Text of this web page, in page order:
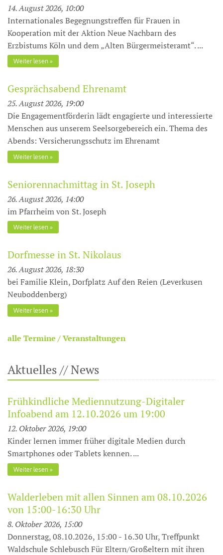
14. August 2026, 10:00
Internationales Begegnungstreffen für Frauen in
Kooperation mit der Aktion Neue Nachbarn des
Erzbistums Köln und dem „Alten Bürgermeisteramt“. ...
Weiter lesen
Gesprächsabend Ehrenamt
25. August 2026, 19:00
Die Engagementförderin lädt engagierte und interessierte
Menschen aus unserem Seelsorgebereich ein. Thema des
Abends: Versicherungsschutz im Ehrenamt
Weiter lesen
Seniorennachmittag in St. Joseph
26. August 2026, 14:00
im Pfarrheim von St. Joseph
Weiter lesen
Dorfmesse in St. Nikolaus
26. August 2026, 18:30
bei Familie Klein, Dorfplatz Auf den Reien (Leverkusen
Neuboddenberg)
Weiter lesen
alle Termine / Veranstaltungen
Aktuelles // News
Frühkindliche Mediennutzung-Digitaler
Infoabend am 12.10.2026 um 19:00
12. Oktober 2026, 19:00
Kinder lernen immer früher digitale Medien durch
Smartphones oder Tablets kennen. ...
Weiter lesen
Walderleben mit allen Sinnen am 08.10.2026
von 15:00-16:30 Uhr
8. Oktober 2026, 15:00
Donnerstag, 08.10.2026, 15:00 - 16.30 Uhr, Treffpunkt
Waldschule Schlebusch Für Eltern/Großeltern mit ihren